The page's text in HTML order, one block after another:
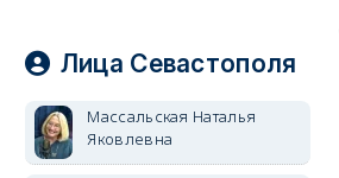
Лица Севастополя
Массальская Наталья
Яковлевна